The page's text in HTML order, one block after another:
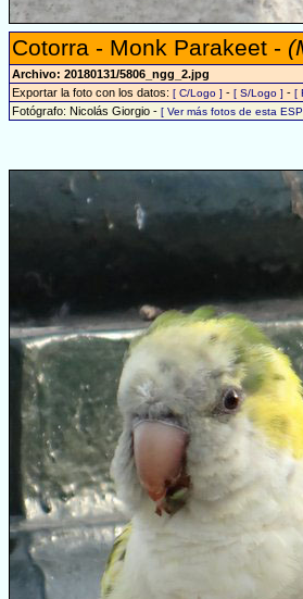
Cotorra - Monk Parakeet -
Archivo: 20180131/5806_ngg_2.jpg
Exportar la foto con los datos: [ C/Logo ] - [ S/Logo ] - [
Fotógrafo: Nicolás Giorgio - [ Ver más fotos de esta